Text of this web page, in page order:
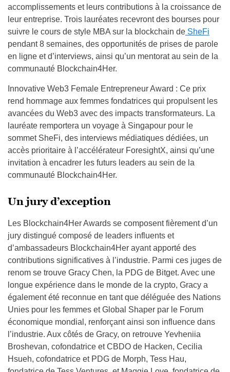
accomplissements et leurs contributions à la croissance de
leur entreprise. Trois lauréates recevront des bourses pour
suivre le cours de style MBA sur la blockchain de SheFi
pendant 8 semaines, des opportunités de prises de parole
en ligne et d’interviews, ainsi qu’un mentorat au sein de la
communauté Blockchain4Her.
Innovative Web3 Female Entrepreneur Award : Ce prix
rend hommage aux femmes fondatrices qui propulsent les
avancées du Web3 avec des impacts transformateurs. La
lauréate remportera un voyage à Singapour pour le
sommet SheFi, des interviews médiatiques dédiées, un
accès prioritaire à l’accélérateur ForesightX, ainsi qu’une
invitation à encadrer les futurs leaders au sein de la
communauté Blockchain4Her.
Un jury d’exception
Les Blockchain4Her Awards se composent fièrement d’un
jury distingué composé de leaders influents et
d’ambassadeurs Blockchain4Her ayant apporté des
contributions significatives à l’industrie. Parmi ces juges de
renom se trouve Gracy Chen, la PDG de Bitget. Avec une
longue expérience dans le monde de la crypto, Gracy a
également été reconnue en tant que déléguée des Nations
Unies pour les femmes et Global Shaper par le Forum
économique mondial, renforçant ainsi son influence dans
l’industrie. Aux côtés de Gracy, on retrouve Yevheniia
Broshevan, cofondatrice et CBDO de Hacken, Cecilia
Hsueh, cofondatrice et PDG de Morph, Tess Hau,